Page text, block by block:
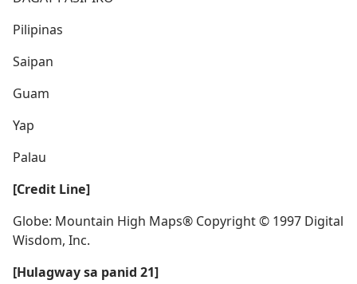
Pilipinas
Saipan
Guam
Yap
Palau
[Credit Line]
Globe: Mountain High Maps® Copyright © 1997 Digital
Wisdom, Inc.
[Hulagway sa panid 21]